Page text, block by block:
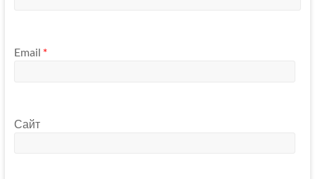
Email *
Сайт